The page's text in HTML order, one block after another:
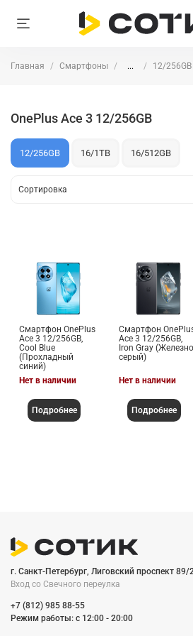
Главная Смартфоны ... 12/256GB
OnePlus Ace 3 12/256GB
12/256GB 16/1TB 16/512GB
Смартфон OnePlus
Ace 3 12/256GB,
Cool Blue
(Прохладный
синий)
Нет в наличии
Подробнее
Смартфон
Ace 3 12/256GB,
Iron Gray
серый)
Нет в наличии
Подробнее
г. Санкт-Петербург, Лиговский проспект 89/
Вход со Cвечного переулка
+7 (812) 985 88-55
Режим работы: c 12:00 - 20:00